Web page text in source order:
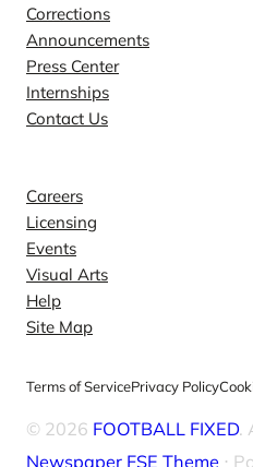
Corrections
Announcements
Press Center
Internships
Contact Us
Careers
Licensing
Events
Visual Arts
Help
Site Map
Terms of ServicePrivacy Policy
© 2026 FOOTBALL FIXED.
Newspaper FSE Theme ⋅